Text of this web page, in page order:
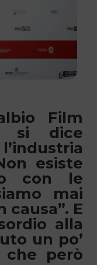
Film
si dice
esiste
con le
mai
E
alla
un po’
che però